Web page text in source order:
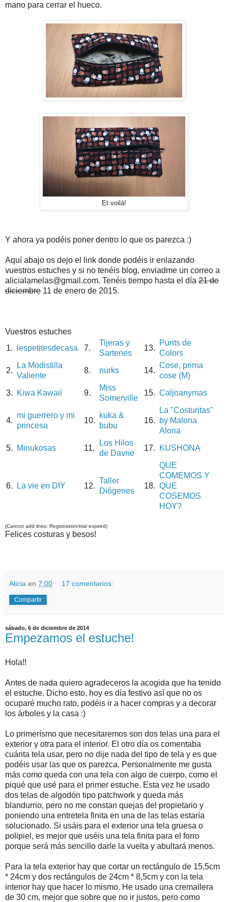
mano para cerrar el hueco.
Et voilà!
Y ahora ya podéis poner dentro lo que os parezca :)
Aquí abajo os dejo el link donde podéis ir enlazando
vuestros estuches y si no tenéis blog, enviadme un correo a
alicialamelas@gmail.com. Tenéis tiempo hasta el día 21 de
diciembre 11 de enero de 2015.
Vuestros estuches
1.
lespetitesdecasa 7.
Tijeras y
Sartenes
13.
Punts de
Colors
2.
La Modistilla
Valiente
8. nurks 14.
Cose, prima
cose (M)
3.
Kiwa Kawaii 9.
Miss
Somerville
15. Caljoanymas
4.
mi guerrero y mi
princesa
10.
kuka &
bubu
16.
La "Costuritas"
by Malona
Alona
5.
Minukosas 11.
Los Hilos
de Davne
17. KUSHONA
6. La vie en DIY 12.
Taller
Diógenes
18.
QUE
COMEMOS Y
QUE
COSEMOS
HOY?
(Cannot add links: Registration/trial expired)
Felices costuras y besos!
Alicia en 7:00 17 comentarios:
Compartir
sábado, 6 de diciembre de 2014
Empezamos el estuche!
Hola!!
Antes de nada quiero agradeceros la acogida que ha tenido
el estuche. Dicho esto, hoy es día festivo así que no os
ocuparé mucho rato, podéis ir a hacer compras y a decorar
los árboles y la casa :)
Lo primerísmo que necesitaremos son dos telas una para el
exterior y otra para el interior. El otro día os comentaba
cuánta tela usar, pero no dije nada del tipo de tela y es que
podéis usar las que os parezca. Personalmente me gusta
más como queda con una tela con algo de cuerpo, como el
piqué que usé para el primer estuche. Esta vez he usado
dos telas de algodón tipo patchwork y queda más
blandurrio, pero no me constan quejas del propietario y
poniendo una entretela finita en una de las telas estaría
solucionado. Si usáis para el exterior una tela gruesa o
polipiel, es mejor que uséis una tela finita para el forro
porque será más sencillo darle la vuelta y abultará menos.
Para la tela exterior hay que cortar un rectángulo de 15,5cm
* 24cm y dos rectángulos de 24cm * 8,5cm y con la tela
interior hay que hacer lo mismo. He usado una cremallera
de 30 cm, mejor que sobre que no ir justos, pero como